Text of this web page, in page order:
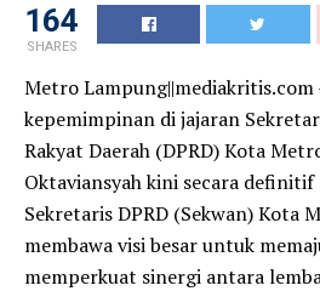
164
SHARES
Metro Lampung||mediakritis.com
kepemimpinan di jajaran
Rakyat Daerah (DPRD) Kota
Oktaviansyah kini secara definitif
Sekretaris DPRD (Sekwan) Kota
membawa visi besar untuk
memperkuat sinergi antara